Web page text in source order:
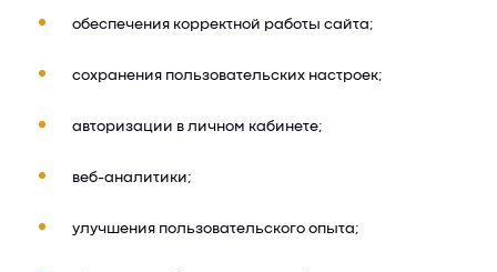
обеспечения корректной работы сайта;
сохранения пользовательских настроек;
авторизации в личном кабинете;
веб-аналитики;
улучшения пользовательского опыта;